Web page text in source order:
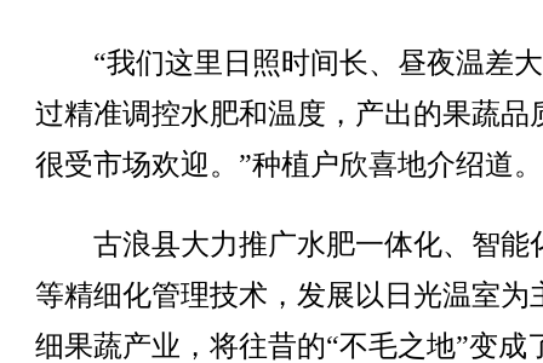
“我们这里日照时间长、昼夜温差
过精准调控水肥和温度，产出的果蔬品
很受市场欢迎。”种植户欣喜地介绍道。
古浪县大力推广水肥一体化、智能
等精细化管理技术，发展以日光温室为
细果蔬产业，将往昔的“不毛之地”变成